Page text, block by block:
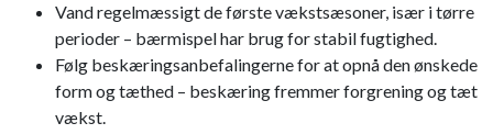
Vand regelmæssigt de første vækstsæsoner, især i tørre
perioder – bærmispel har brug for stabil fugtighed.
Følg beskæringsanbefalingerne for at opnå den ønskede
form og tæthed – beskæring fremmer forgrening og tæt
vækst.